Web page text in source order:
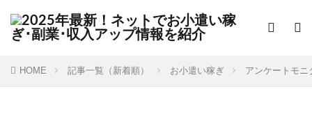
HOME 記事一覧（新着順） お小遣い稼ぎ アンケートモニ